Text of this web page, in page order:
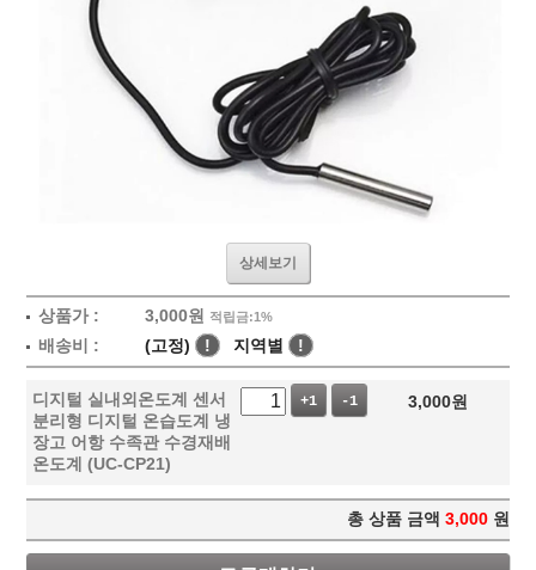
상세보기
상품가 : 3,000원 적립금:1%
배송비 : (고정) ! 지역별 !
디지털 실내외온도계 센서
분리형 디지털 온습도계 냉
장고 어항 수족관 수경재배
온도계 (UC-CP21)
+1 -1 3,000원
총 상품 금액 3,000 원